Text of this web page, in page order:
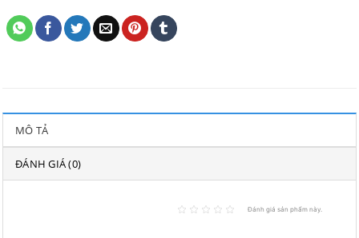
MÔ TẢ
ĐÁNH GIÁ (0)
Đánh giá sản phẩm này.